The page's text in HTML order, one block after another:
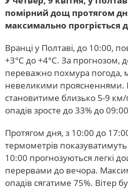
помірний дощ протягом
максимально прогріється
Вранці у Полтаві, до 10:00,
+3°С до +4°С. За прогнозом,
переважно похмура погода,
невеликими проясненнями.
становитиме близько 5-9 км/
опадів зросте до 33% до
Протягом дня, з 10:00 до
термометрів показуватимуть
10:00 прогнозуються легкі
перервами до вечора.
опадів сягатиме 75%. Вітер